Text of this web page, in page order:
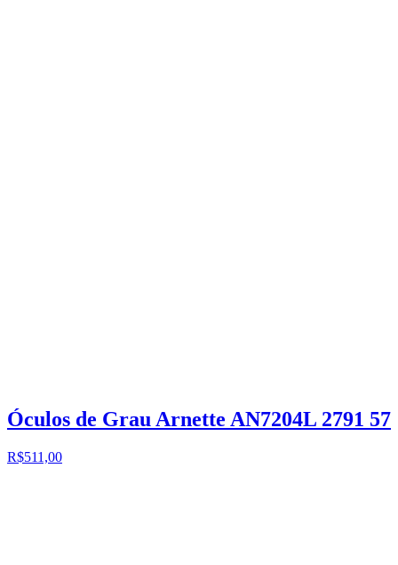
Óculos de Grau Arnette AN7204L 2791 57
R$511,00